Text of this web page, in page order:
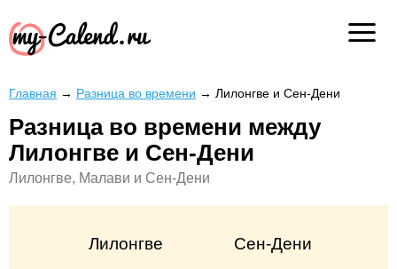
Главная → Разница во времени → Лилонгве и Сен-Дени
Разница во времени между
Лилонгве и Сен-Дени
Лилонгве, Малави и Сен-Дени
Лилонгве Сен-Дени